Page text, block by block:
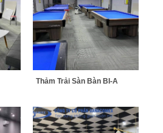
Thảm Trải Sàn Bàn BI-A